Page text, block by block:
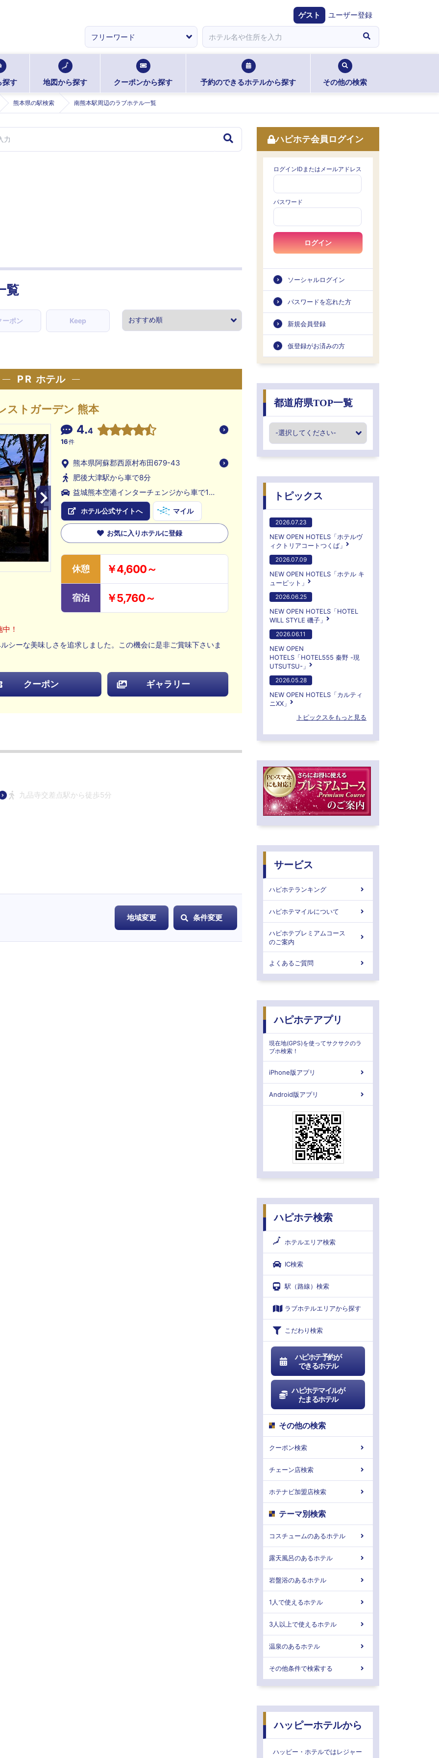
ゲスト ユーザー登録
探す 地図から探す クーポンから探す 予約のできるホテルから探す その他の検索
熊本県の駅検索 南熊本駅周辺のラブホテル一覧
覧
ーポン Keep
PR ホテル
ストガーデン 熊本
4.4
16件
熊本県阿蘇郡西原村布田679-43
肥後大津駅から車で8分
益城熊本空港インターチェンジから車で15
分
ホテル公式サイトへ マイル
お気に入りホテルに登録
休憩 ￥4,600～
宿泊 ￥5,760～
！
シーな美味しさを追求しました。この機会に是非ご賞味下さいま
クーポン ギャラリー
九品寺交差点駅から徒歩5分
地域変更 条件変更
ハピホテ会員ログイン
ログインIDまたはメールアドレス
パスワード
ログイン
ソーシャルログイン
パスワードを忘れた方
新規会員登録
仮登録がお済みの方
都道府県TOP一覧
トピックス
2026.07.23
NEW OPEN HOTELS「ホテルヴ
ィクトリアコートつくば」
2026.07.09
NEW OPEN HOTELS「ホテル キ
ューピット」
2026.06.25
NEW OPEN HOTELS「HOTEL
WILL STYLE 磯子」
2026.06.11
NEW OPEN
HOTELS「HOTEL555 秦野 -現
UTSUTSU-」
2026.05.28
NEW OPEN HOTELS「カルティ
ニXX」
トピックスをもっと見る
サービス
ハピホテランキング
ハピホテマイルについて
ハピホテプレミアムコース
のご案内
よくあるご質問
ハピホテアプリ
現在地(GPS)を使ってサクサクのラ
ブホ検索！
iPhone版アプリ
Android版アプリ
ハピホテ検索
ホテルエリア検索
IC検索
駅（路線）検索
ラブホテルエリアから探す
こだわり検索
ハピホテ予約が
できるホテル
ハピホテマイルが
たまるホテル
その他の検索
クーポン検索
チェーン店検索
ホテナビ加盟店検索
テーマ別検索
コスチュームのあるホテル
露天風呂のあるホテル
岩盤浴のあるホテル
1人で使えるホテル
3人以上で使えるホテル
温泉のあるホテル
その他条件で検索する
ハッピーホテルから
ハッピー・ホテルではレジャー